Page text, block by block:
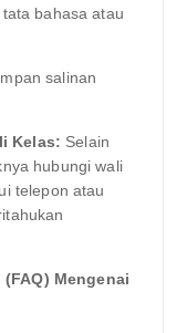
bahasa atau
salinan
Kelas: Selain
hubungi wali
telepon atau
Mengenai